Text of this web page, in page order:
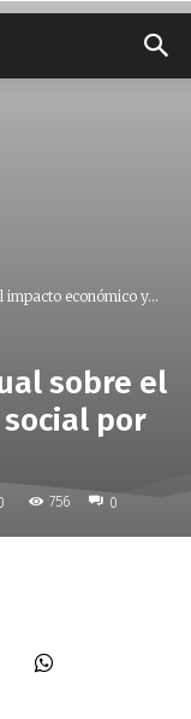
impacto económico y...
sobre el
por
756 0